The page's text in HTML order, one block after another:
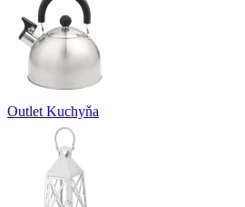
Outlet Kuchyňa